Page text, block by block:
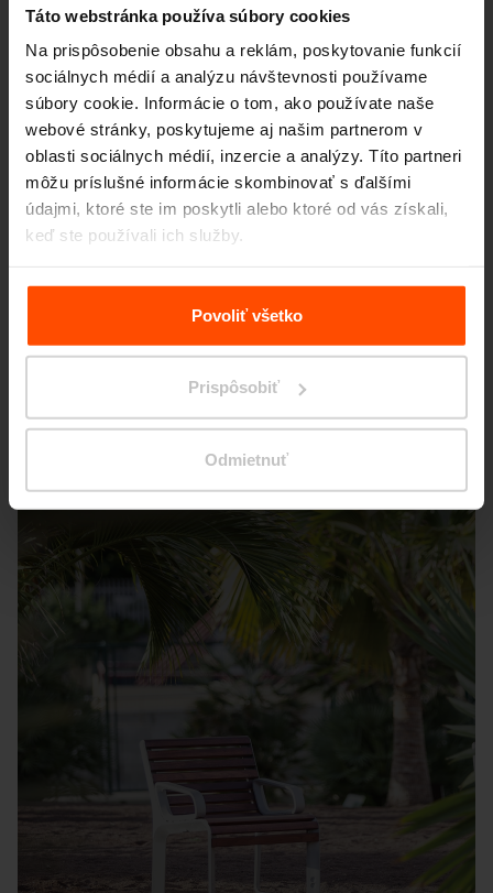
Táto webstránka používa súbory cookies
Na prispôsobenie obsahu a reklám, poskytovanie funkcií
sociálnych médií a analýzu návštevnosti používame
súbory cookie. Informácie o tom, ako používate naše
webové stránky, poskytujeme aj našim partnerom v
oblasti sociálnych médií, inzercie a analýzy. Títo partneri
môžu príslušné informácie skombinovať s ďalšími
údajmi, ktoré ste im poskytli alebo ktoré od vás získali,
keď ste používali ich služby.
Viac informácií nájdete na stránkeZásady zpracování
Povoliť všetko
Prispôsobiť
Odmietnuť
Las Palmas de Gran Canaria